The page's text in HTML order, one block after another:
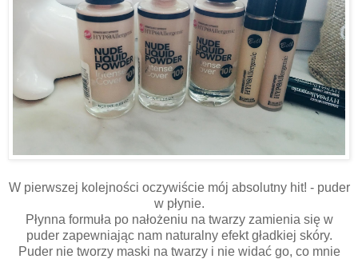
W pierwszej kolejności oczywiście mój absolutny hit! - puder
w płynie.
Płynna formuła po nałożeniu na twarzy zamienia się w
puder zapewniając nam naturalny efekt gładkiej skóry.
Puder nie tworzy maski na twarzy i nie widać go, co mnie